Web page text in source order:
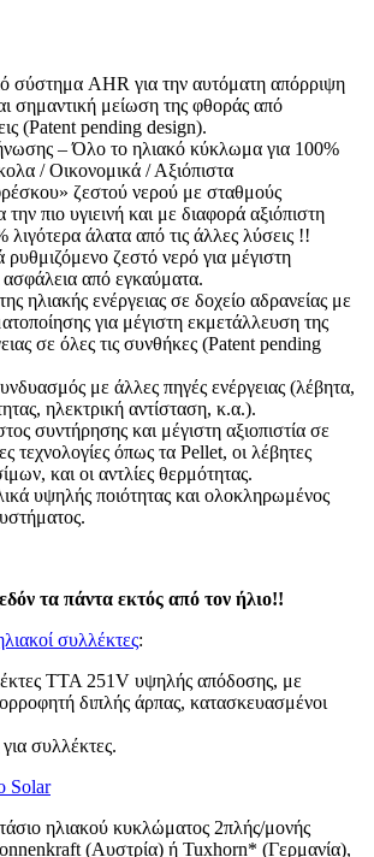
σύστημα AHR για την αυτόματη απόρριψη
σημαντική μείωση της φθοράς από
(Patent pending design).
– Όλο το ηλιακό κύκλωμα για 100%
/ Οικονομικά / Αξιόπιστα
ζεστού νερού με σταθμούς
πιο υγιεινή και με διαφορά αξιόπιστη
άλατα από τις άλλες λύσεις !!
ζεστό νερό για μέγιστη
ασφάλεια από εγκαύματα.
ηλιακής ενέργειας σε δοχείο αδρανείας με
για μέγιστη εκμετάλλευση της
σε όλες τις συνθήκες (Patent pending
με άλλες πηγές ενέργειας (λέβητα,
ηλεκτρική αντίσταση, κ.α.).
συντήρησης και μέγιστη αξιοπιστία σε
τεχνολογίες όπως τα Pellet, οι λέβητες
και οι αντλίες θερμότητας.
υψηλής ποιότητας και ολοκληρωμένος
τα πάντα εκτός από τον ήλιο!!
συλλέκτες:
TTA 251V υψηλής απόδοσης, με
διπλής άρπας, κατασκευασμένοι
συλλέκτες.
Solar
ηλιακού κυκλώματος 2πλής/μονής
(Αυστρία) ή Tuxhorn* (Γερμανία),